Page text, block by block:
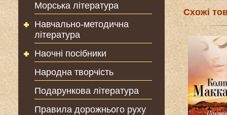
Морська література
Навчально-методична
література
Наочні посібники
Народна творчість
Подарункова література
Правила дорожнього руху
Схожі